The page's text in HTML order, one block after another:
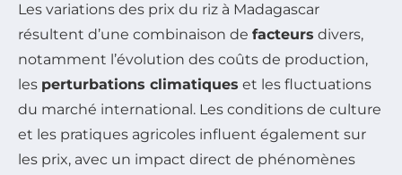
Les variations des prix du riz à Madagascar
résultent d’une combinaison de facteurs divers,
notamment l’évolution des coûts de production,
les perturbations climatiques et les fluctuations
du marché international. Les conditions de culture
et les pratiques agricoles influent également sur
les prix, avec un impact direct de phénomènes